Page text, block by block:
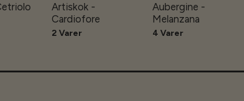
Artiskok -
Cardiofore
2 Varer
Aubergine -
Melanzana
4 Varer